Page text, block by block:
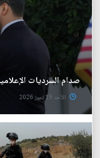
صدام السرديات
الأحد 19 تموز 2026